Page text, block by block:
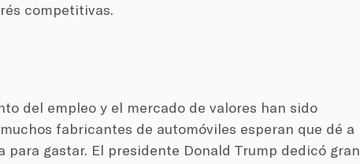
competitivas.
del empleo y el mercado de valores han sido
fabricantes de automóviles esperan que dé a
para gastar. El presidente Donald Trump dedicó gran